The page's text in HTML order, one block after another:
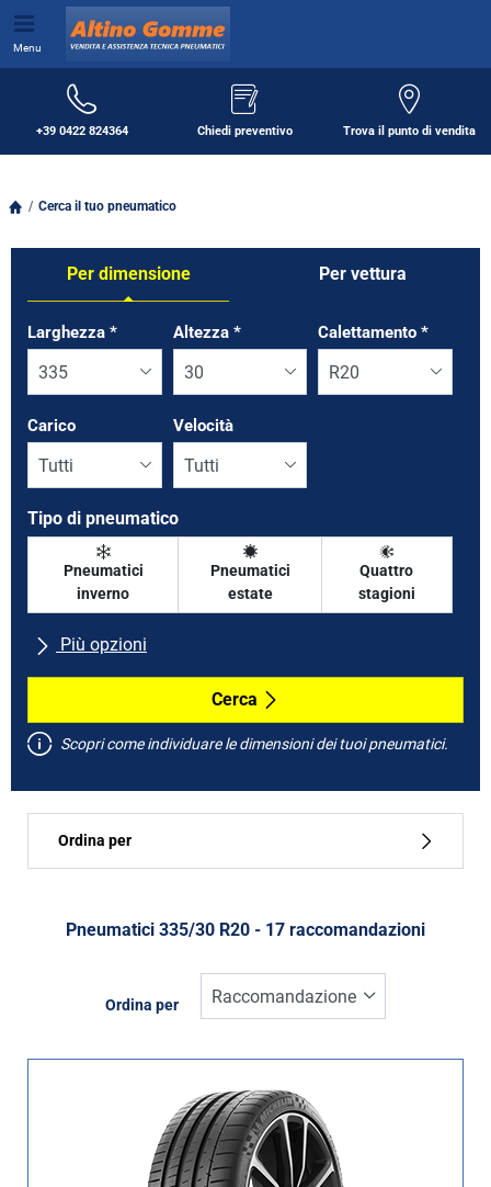
Menu
+39 0422 824364 Chiedi preventivo Trova il punto di vendita
Cerca il tuo pneumatico
Per dimensione Per vettura
Tab updated: Per dimensione
Larghezza * Altezza * Calettamento*
Carico Velocità
Tipo di pneumatico
Pneumatici
inverno
Pneumatici
estate
Quattro
stagioni
Più opzioni
Tutte le marche
Tipo di vettura
Run flat
Cerca
Scopri come individuare le dimensioni dei tuoi pneumatici.
Ordina per
Tipo di pneumatico
Inverno (2)
Tipo di vettura
Pneumatici ‎335/30 R20 - 17 raccomandazioni
Ordina per